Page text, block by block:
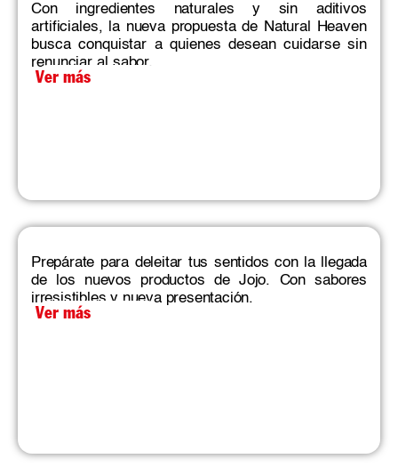
Con ingredientes naturales y sin aditivos
artificiales, la nueva propuesta de Natural Heaven
busca conquistar a quienes desean cuidarse sin
renunciar al sabor.
Ver más
Prepárate para deleitar tus sentidos con la llegada
de los nuevos productos de Jojo. Con sabores
irresistibles y nueva presentación.
Ver más